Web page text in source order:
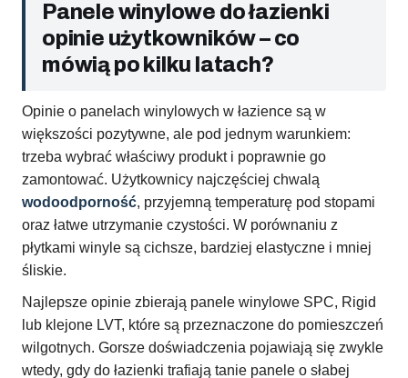
Panele winylowe do łazienki
opinie użytkowników – co
mówią po kilku latach?
Opinie o panelach winylowych w łazience są w
większości pozytywne, ale pod jednym warunkiem:
trzeba wybrać właściwy produkt i poprawnie go
zamontować. Użytkownicy najczęściej chwalą
wodoodporność, przyjemną temperaturę pod stopami
oraz łatwe utrzymanie czystości. W porównaniu z
płytkami winyle są cichsze, bardziej elastyczne i mniej
śliskie.
Najlepsze opinie zbierają panele winylowe SPC, Rigid
lub klejone LVT, które są przeznaczone do pomieszczeń
wilgotnych. Gorsze doświadczenia pojawiają się zwykle
wtedy, gdy do łazienki trafiają tanie panele o słabej